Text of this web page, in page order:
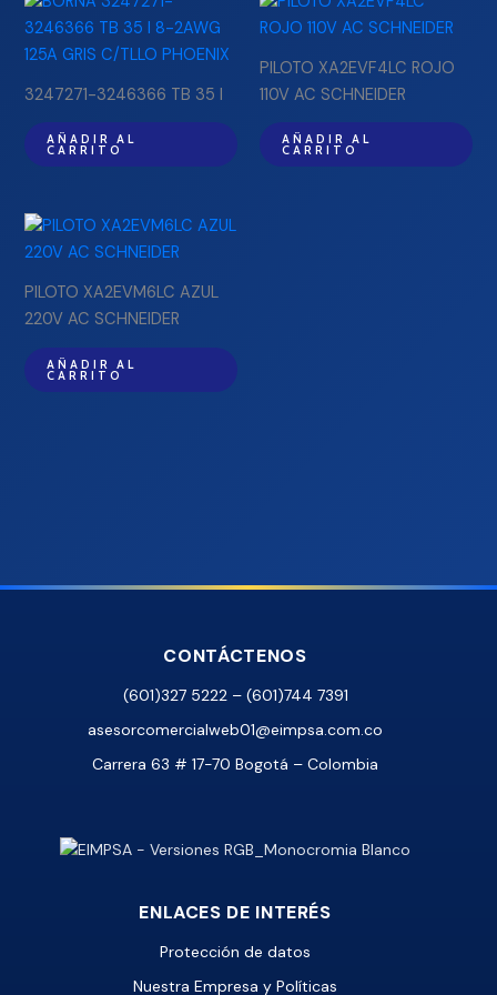
3247271-3246366 TB 35 I
AÑADIR AL
CARRITO
PILOTO XA2EVF4LC ROJO
110V AC SCHNEIDER
AÑADIR AL
CARRITO
PILOTO XA2EVM6LC AZUL
220V AC SCHNEIDER
AÑADIR AL
CARRITO
CONTÁCTENOS
(601)327 5222 – (601)744 7391
asesorcomercialweb01@eimpsa.com.co
Carrera 63 # 17-70 Bogotá – Colombia
ENLACES DE INTERÉS
Protección de datos
Nuestra Empresa y Políticas